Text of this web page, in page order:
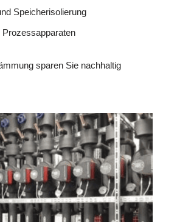
Speicherisolierung
sparen Sie nachhaltig